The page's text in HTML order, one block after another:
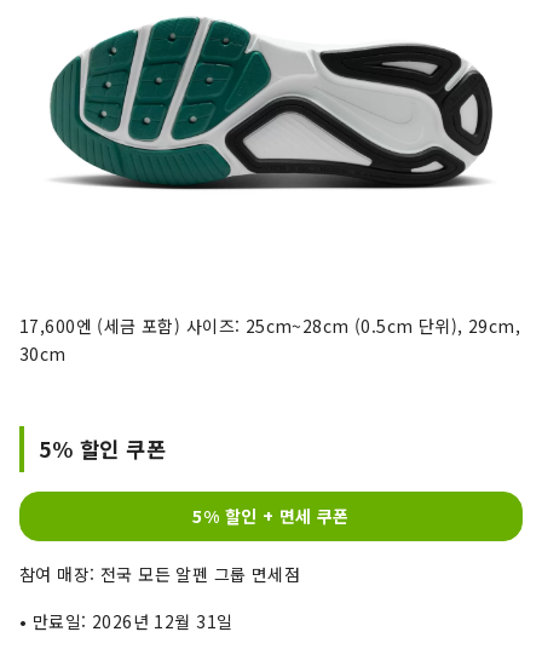
17,600엔 (세금 포함) 사이즈: 25cm~28cm (0.5cm 단위), 29cm,
30cm
5% 할인 쿠폰
5% 할인 + 면세 쿠폰
참여 매장: 전국 모든 알펜 그룹 면세점
• 만료일: 2026년 12월 31일